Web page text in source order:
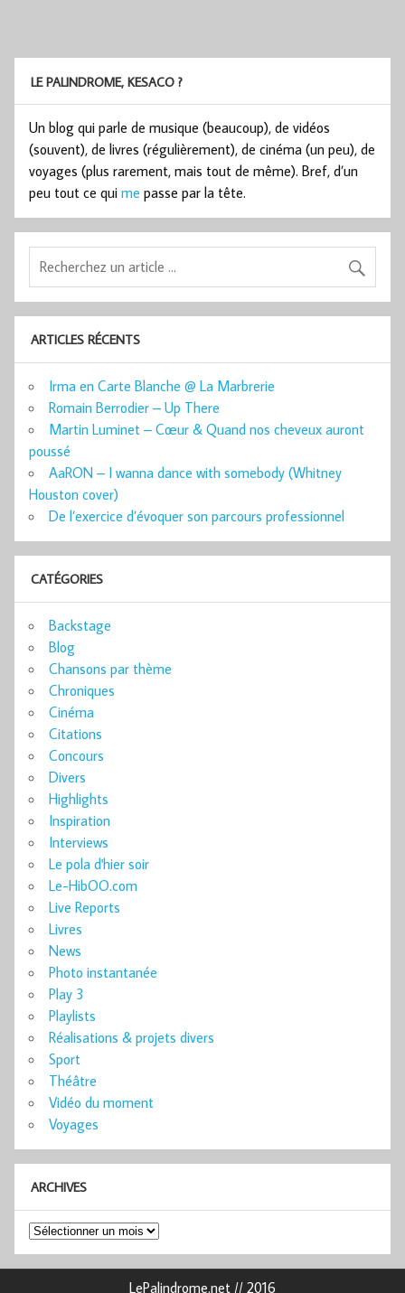
LE PALINDROME, KESACO ?
Un blog qui parle de musique (beaucoup), de vidéos
(souvent), de livres (régulièrement), de cinéma (un peu), de
voyages (plus rarement, mais tout de même). Bref, d’un
peu tout ce qui me passe par la tête.
ARTICLES RÉCENTS
Irma en Carte Blanche @ La Marbrerie
Romain Berrodier – Up There
Martin Luminet – Cœur & Quand nos cheveux auront
poussé
AaRON – I wanna dance with somebody (Whitney
Houston cover)
De l’exercice d’évoquer son parcours professionnel
CATÉGORIES
Backstage
Blog
Chansons par thème
Chroniques
Cinéma
Citations
Concours
Divers
Highlights
Inspiration
Interviews
Le pola d'hier soir
Le-HibOO.com
Live Reports
Livres
News
Photo instantanée
Play 3
Playlists
Réalisations & projets divers
Sport
Théâtre
Vidéo du moment
Voyages
ARCHIVES
Archives
LePalindrome.net // 2016